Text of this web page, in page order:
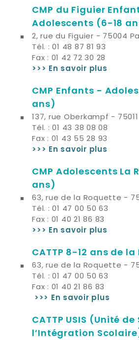
CMP du Figuier
Adolescents (6-18
2, rue du Figuier - 75004
Tél. : 01 48 87 81 93
Fax : 01 42 72 30 28
>>> En savoir plus
CMP Enfants -
ans)
137, rue Oberkampf -
Tél. : 01 43 38 08 08
Fax : 01 43 55 28 93
>>> En savoir plus
CMP Adolescents La
ans)
63, rue de la Roquette -
Tél. : 01 47 00 50 63
Fax : 01 40 21 86 83
>>> En savoir plus
CATTP 8-12 ans de
63, rue de la Roquette -
Tél. : 01 47 00 50 63
Fax : 01 40 21 86 83
>>> En savoir plus
CATTP USIS (Unité de
l’Intégration